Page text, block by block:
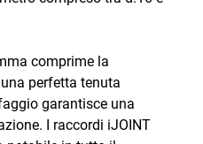
comprime la
perfetta tenuta
garantisce una
I raccordi iJOINT